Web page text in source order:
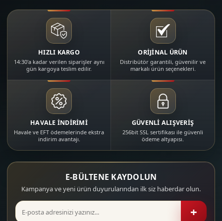
HIZLI KARGO
14:30'a kadar verilen siparişler aynı
gün kargoya teslim edilir.
ORİJİNAL ÜRÜN
Distribütör garantili, güvenilir ve
markalı ürün seçenekleri.
HAVALE İNDİRİMİ
Havale ve EFT ödemelerinde ekstra
indirim avantajı.
GÜVENLİ ALIŞVERİŞ
256bit SSL sertifikası ile güvenli
ödeme altyapısı.
E-BÜLTENE KAYDOLUN
Kampanya ve yeni ürün duyurularından ilk siz haberdar olun.
+